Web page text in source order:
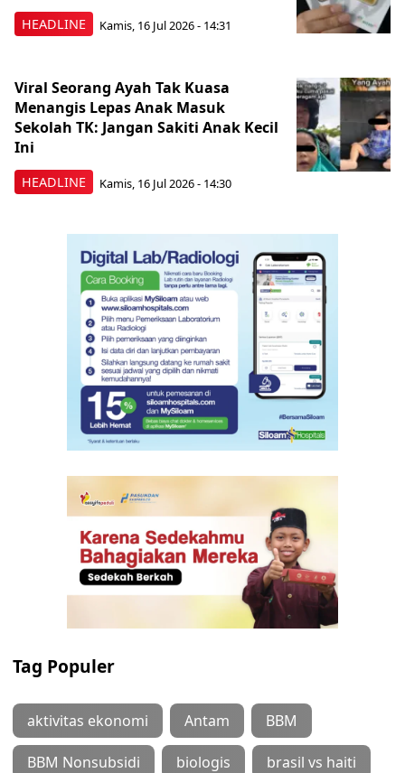
HEADLINE Kamis, 16 Jul 2026 - 14:31
HEADLINE
Viral Seorang Ayah Tak Kuasa
Menangis Lepas Anak Masuk
Sekolah TK: Jangan Sakiti Anak Kecil
Ini
Kamis, 16 Jul 2026 - 14:30
Tag Populer
aktivitas ekonomi Antam BBM
BBM Nonsubsidi biologis brasil vs haiti